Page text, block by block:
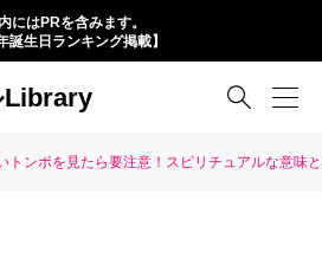
にはPRを含みます。
誕生日ランキング掲載】
Library 
トンボを見たら要注意！スピリチュアルな意味